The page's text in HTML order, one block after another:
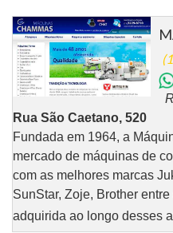
Rua São Caetano, 520
Fundada em 1964, a
mercado de máquinas de
com as melhores marcas
SunStar, Zoje, Brother
adquirida ao longo desses